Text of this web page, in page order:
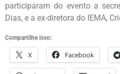
participaram do evento a
Dias, e a ex-diretora do IEMA,
Compartilhe isso:
X Facebook